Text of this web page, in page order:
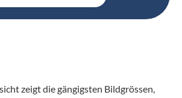
zeigt die gängigsten Bildgrössen,